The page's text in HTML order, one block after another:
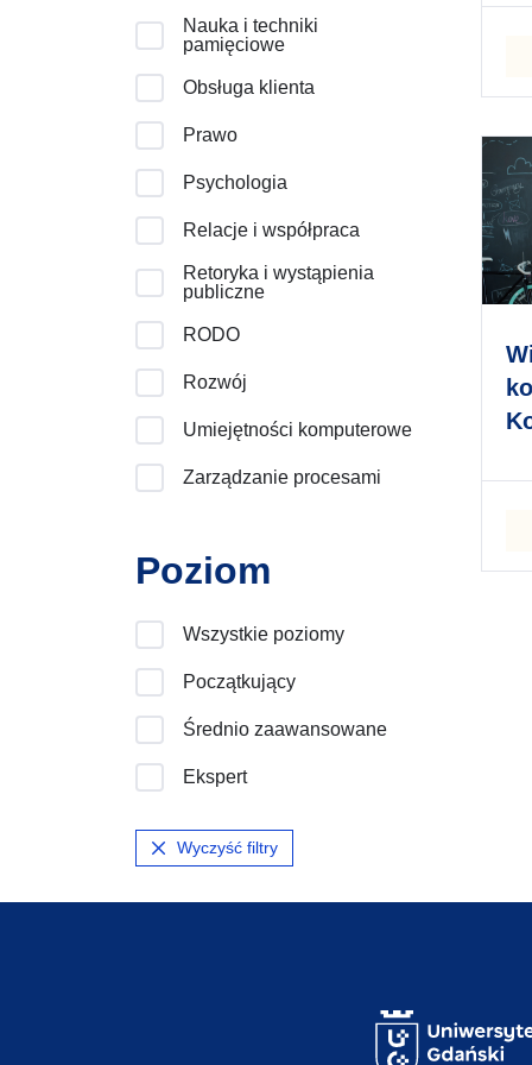
Nauka i techniki
pamięciowe
Obsługa klienta
Prawo
Psychologia
Relacje i współpraca
Retoryka i wystąpienia
publiczne
RODO
Rozwój
Umiejętności komputerowe
Zarządzanie procesami
Poziom
Wszystkie poziomy
Początkujący
Średnio zaawansowane
Ekspert
Wyczyść filtry